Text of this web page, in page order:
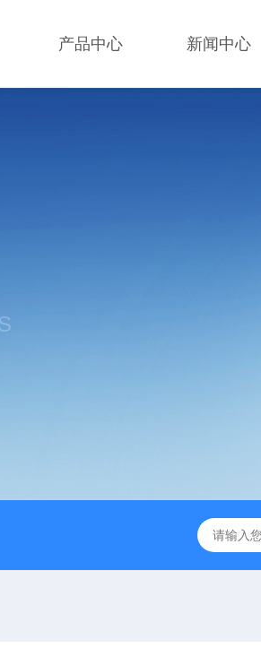
产品中心 新闻中心